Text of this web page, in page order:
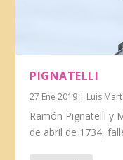
PIGNATELLI
27 Ene 2019 | Luis
Ramón Pignatelli y
de abril de 1734,